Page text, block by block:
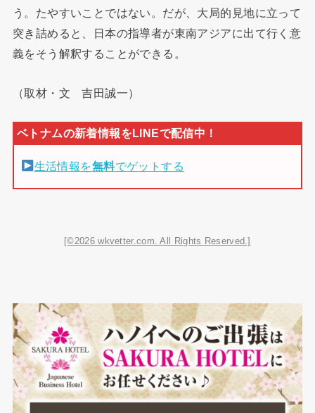
う。たやすいことではない。だが、大局的見地に立って
突き詰めると、日本の指導者が東南アジアに出て行く意
義をそう解釈することができる。
（取材・文 吉田誠一）
生活情報を無料でゲットする
[©2026 wkvetter.com. All Rights Reserved.]